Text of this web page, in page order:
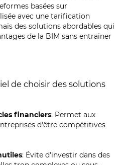
basées sur
avec une tarification
des solutions abordables qui
de la BIM sans entraîner
de choisir des solutions
financiers: Permet aux
d'être compétitives
: Évite d'investir dans des